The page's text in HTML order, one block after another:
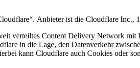
Anbieter ist die Cloudflare
verteiltes Content Delivery Network mit
in die Lage, den Datenverkehr
kann Cloudflare auch Cookies oder